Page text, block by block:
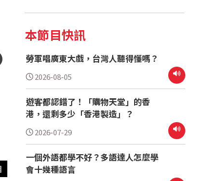
本節目快訊
勞軍唱廣東大戲，台灣人聽得懂嗎？
2026-08-05
遊客都認錯了！「購物天堂」的香
港，還剩多少「香港製造」？
2026-07-29
一個外語都學不好？多語達人怎麼學
會十幾種語言